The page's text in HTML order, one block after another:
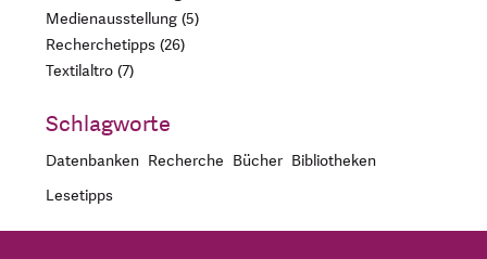
Medienausstellung 5
Recherchetipps 26
Textilaltro 7
Schlagworte
Datenbanken Recherche Bücher Bibliotheken
Lesetipps